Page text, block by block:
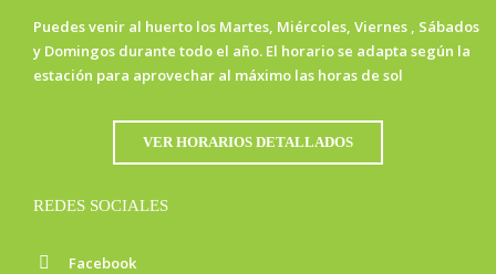
Puedes venir al huerto los Martes, Miércoles, Viernes , Sábados
y Domingos durante todo el año. El horario se adapta según la
estación para aprovechar al máximo las horas de sol
VER HORARIOS DETALLADOS
REDES SOCIALES
Facebook